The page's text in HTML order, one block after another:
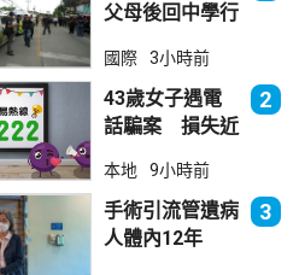
父母後回中學行
死23傷
國際 3小時前
43歲女子遇電
話騙案 損失近
2
本地 9小時前
手術引流管遺病
人體內12年
3